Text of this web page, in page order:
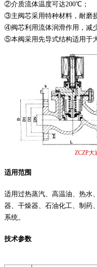
②介质流体温度可达200℃；
③主阀芯采用特种材料，耐磨
④阀芯利用流体润滑作用，减
⑤本阀采用先导式结构适用于
ZCZP大
适用范围
适用过热蒸汽、高温油、热水
器、干燥器、石油化工、制药
系统。
技术参数